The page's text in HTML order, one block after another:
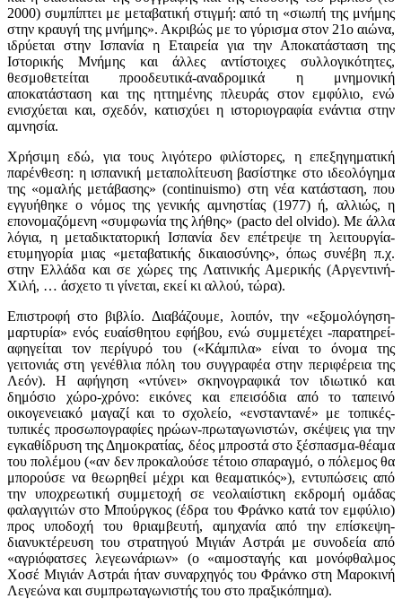
2000) συμπίπτει με μεταβατική στιγμή: από τη «σιωπή της μνήμης
στην κραυγή της μνήμης». Ακριβώς με το γύρισμα στον 21ο αιώνα,
ιδρύεται στην Ισπανία η Εταιρεία για την Αποκατάσταση της
Ιστορικής Μνήμης και άλλες αντίστοιχες συλλογικότητες,
θεσμοθετείται προοδευτικά-αναδρομικά η μνημονική
αποκατάσταση και της ηττημένης πλευράς στον εμφύλιο, ενώ
ενισχύεται και, σχεδόν, κατισχύει η ιστοριογραφία ενάντια στην
αμνησία.
Χρήσιμη εδώ, για τους λιγότερο φιλίστορες, η επεξηγηματική
παρένθεση: η ισπανική μεταπολίτευση βασίστηκε στο ιδεολόγημα
της «ομαλής μετάβασης» (continuismo) στη νέα κατάσταση, που
εγγυήθηκε ο νόμος της γενικής αμνηστίας (1977) ή, αλλιώς, η
επονομαζόμενη «συμφωνία της λήθης» (pacto del olvido). Με άλλα
λόγια, η μεταδικτατορική Ισπανία δεν επέτρεψε τη λειτουργία-
ετυμηγορία μιας «μεταβατικής δικαιοσύνης», όπως συνέβη π.χ.
στην Ελλάδα και σε χώρες της Λατινικής Αμερικής (Αργεντινή-
Χιλή, … άσχετο τι γίνεται, εκεί κι αλλού, τώρα).
Επιστροφή στο βιβλίο. Διαβάζουμε, λοιπόν, την «εξομολόγηση-
μαρτυρία» ενός ευαίσθητου εφήβου, ενώ συμμετέχει -παρατηρεί-
αφηγείται τον περίγυρό του («Κάμπιλα» είναι το όνομα της
γειτονιάς στη γενέθλια πόλη του συγγραφέα στην περιφέρεια της
Λεόν). Η αφήγηση «ντύνει» σκηνογραφικά τον ιδιωτικό και
δημόσιο χώρο-χρόνο: εικόνες και επεισόδια από το ταπεινό
οικογενειακό μαγαζί και το σχολείο, «ενσταντανέ» με τοπικές-
τυπικές προσωπογραφίες ηρώων-πρωταγωνιστών, σκέψεις για την
εγκαθίδρυση της Δημοκρατίας, δέος μπροστά στο ξέσπασμα-θέαμα
του πολέμου («αν δεν προκαλούσε τέτοιο σπαραγμό, ο πόλεμος θα
μπορούσε να θεωρηθεί μέχρι και θεαματικός»), εντυπώσεις από
την υποχρεωτική συμμετοχή σε νεολαιίστικη εκδρομή ομάδας
φαλαγγιτών στο Μπούργκος (έδρα του Φράνκο κατά τον εμφύλιο)
προς υποδοχή του θριαμβευτή, αμηχανία από την επίσκεψη-
διανυκτέρευση του στρατηγού Μιγιάν Αστράι με συνοδεία από
«αγριόφατσες λεγεωνάριων» (ο «αιμοσταγής και μονόφθαλμος
Χοσέ Μιγιάν Αστράι ήταν συναρχηγός του Φράνκο στη Μαροκινή
Λεγεώνα και συμπρωταγωνιστής του στο πραξικόπημα).